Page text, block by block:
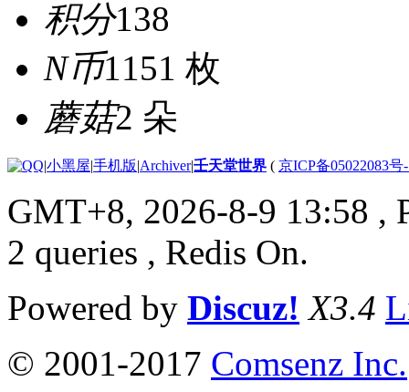
积分138
N币1151 枚
蘑菇2 朵
|小黑屋|手机版|Archiver|壬天堂世界 ( 京ICP备05022083号
GMT+8, 2026-8-9 13:58 ,
2 queries , Redis On.
Powered by Discuz! X3.4
© 2001-2017 Comsenz Inc.